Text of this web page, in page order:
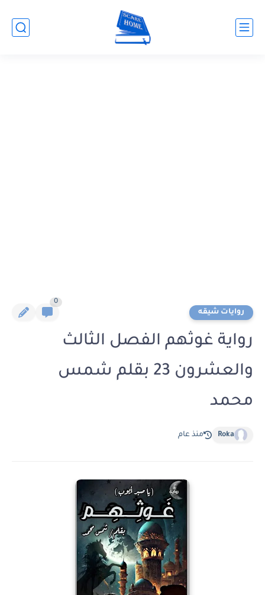
روايات شيقه
0
رواية غوثهم الفصل الثالث
والعشرون 23 بقلم شمس
محمد
Roka منذ عام